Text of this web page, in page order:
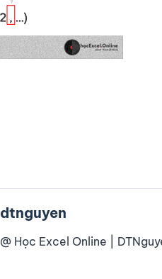
dtnguyen
@ Học Excel Online |